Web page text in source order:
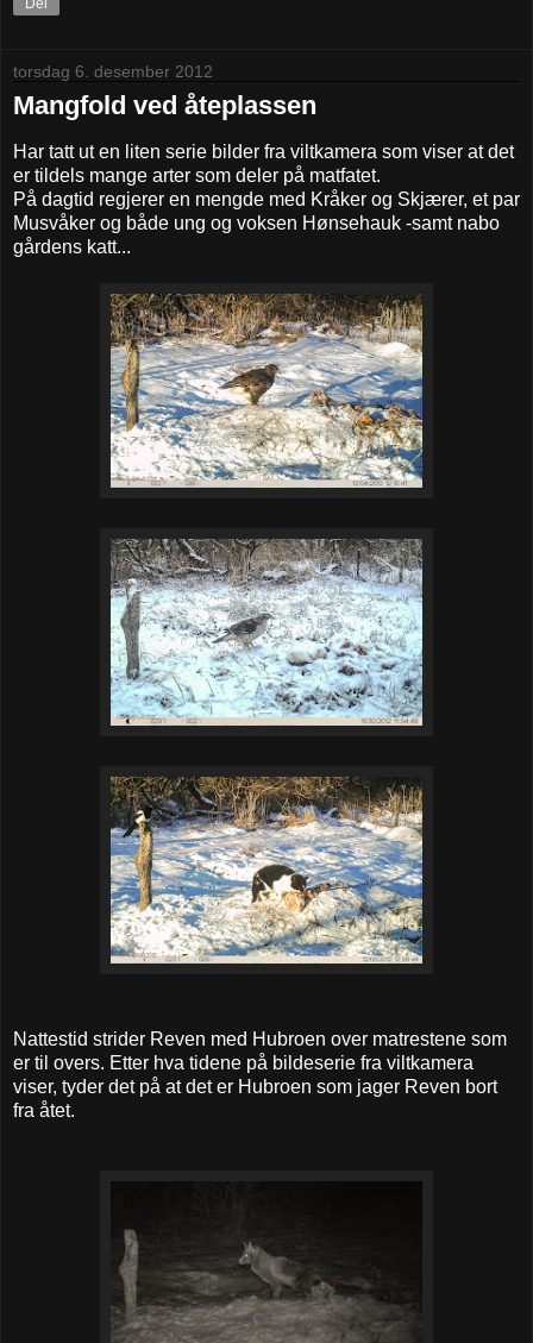
Del
torsdag 6. desember 2012
Mangfold ved åteplassen
Har tatt ut en liten serie bilder fra viltkamera som viser at det
er tildels mange arter som deler på matfatet.
På dagtid regjerer en mengde med Kråker og Skjærer, et par
Musvåker og både ung og voksen Hønsehauk -samt nabo
gårdens katt...
Nattestid strider Reven med Hubroen over matrestene som
er til overs. Etter hva tidene på bildeserie fra viltkamera
viser, tyder det på at det er Hubroen som jager Reven bort
fra åtet.